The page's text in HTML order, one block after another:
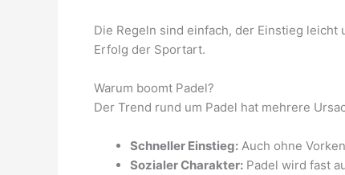
Die Regeln sind einfach, der Einstieg
Erfolg der Sportart.
Warum boomt Padel?
Der Trend rund um Padel hat mehrere
Schneller Einstieg: Auch ohne
Sozialer Charakter: Padel wird fast